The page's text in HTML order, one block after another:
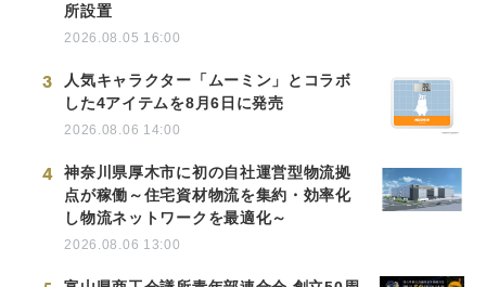
所設置
2026.08.05 16:00
3
人気キャラクター「ムーミン」とコラボ
した4アイテムを8月6日に発売
2026.08.06 14:00
4
神奈川県厚木市に初の自社運営型物流拠
点が稼働～住宅資材物流を集約・効率化
し物流ネットワークを最適化～
2026.08.06 13:00